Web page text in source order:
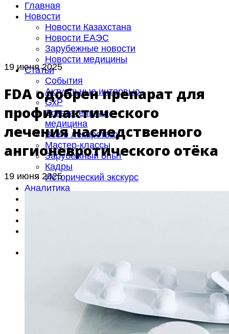
Главная
Новости
Новости Казахстана
Новости ЕАЭС
Зарубежные новости
Новости медицины
Статьи
События
Актуальные интервью
GxP
Доказательная
медицина
Все о лекарствах
Мастер-классы
Зарубежный опыт
Кадры
Исторический экскурс
Аналитика
Подписка
19 июня 2025
FDA одобрен препарат для
профилактического
лечения наследственного
ангионевротического отёка
19 июня 2025